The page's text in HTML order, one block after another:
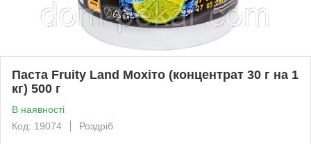
Паста Fruity Land Мохіто (концентрат 30 г на 1
кг) 500 г
В наявності
Код: 19074
Роздріб